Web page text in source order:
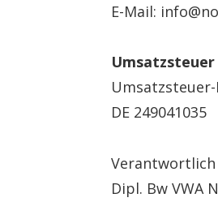
E-Mail:
Umsatzsteuer
DE 249041035
Verantwortlich
Dipl. Bw VWA